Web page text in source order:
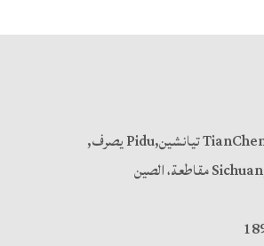
610097, رقم 88 TianChen تيانشين,Pidu يصرف,